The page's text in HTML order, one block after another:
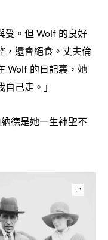
受。但 Wolf 的良好
， 還會絕食。丈夫倫
Wolf 的日記裏 ， 她
己走。」
德是她一生神聖不